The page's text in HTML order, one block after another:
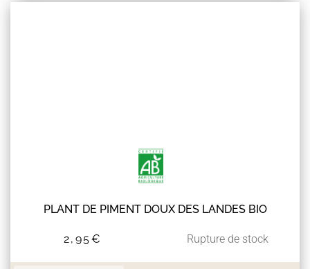
PLANT DE PIMENT DOUX DES LANDES BIO
2,95€ Rupture de stock